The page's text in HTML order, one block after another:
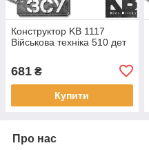
Конструктор KB 1117
Військова техніка 510 дет
681 ₴
Купити
Про нас